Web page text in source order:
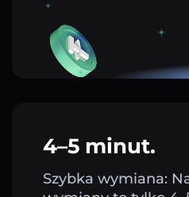
4–5 minut.
Szybka wymiana: